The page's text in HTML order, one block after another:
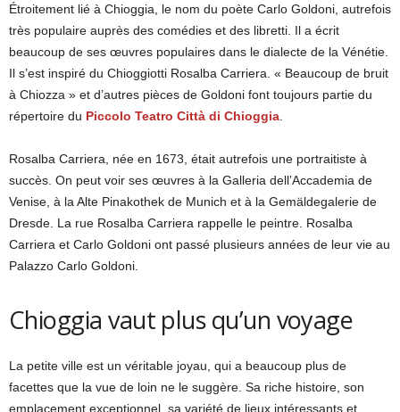
Étroitement lié à Chioggia, le nom du poète Carlo Goldoni, autrefois
très populaire auprès des comédies et des libretti. Il a écrit
beaucoup de ses œuvres populaires dans le dialecte de la Vénétie.
Il s’est inspiré du Chioggiotti Rosalba Carriera. « Beaucoup de bruit
à Chiozza » et d’autres pièces de Goldoni font toujours partie du
répertoire du Piccolo Teatro Città di Chioggia
Rosalba Carriera, née en 1673, était autrefois une portraitiste à
succès. On peut voir ses œuvres à la Galleria dell’Accademia de
Venise, à la Alte Pinakothek de Munich et à la Gemäldegalerie de
Dresde. La rue Rosalba Carriera rappelle le peintre. Rosalba
Carriera et Carlo Goldoni ont passé plusieurs années de leur vie au
Palazzo Carlo Goldoni.
Chioggia vaut plus qu’un voyage
La petite ville est un véritable joyau, qui a beaucoup plus de
facettes que la vue de loin ne le suggère. Sa riche histoire, son
emplacement exceptionnel, sa variété de lieux intéressants et